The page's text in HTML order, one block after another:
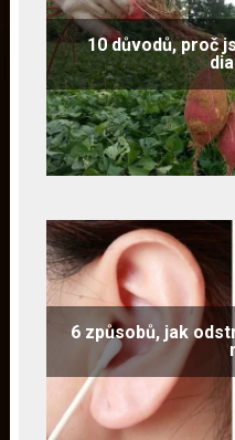
10 důvodů, proč
6 způsobů, jak